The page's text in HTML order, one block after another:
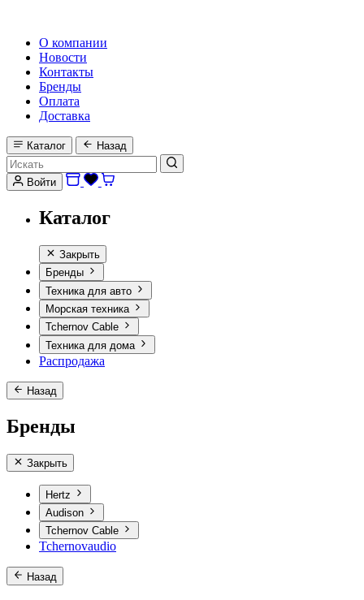
О компании
Новости
Контакты
Бренды
Оплата
Доставка
Каталог Назад
Войти
Каталог
Закрыть
Бренды
Техника для авто
Морская техника
Tchernov Cable
Техника для дома
Распродажа
Назад
Бренды
Закрыть
Hertz
Audison
Tchernov Cable
Tchernovaudio
Назад